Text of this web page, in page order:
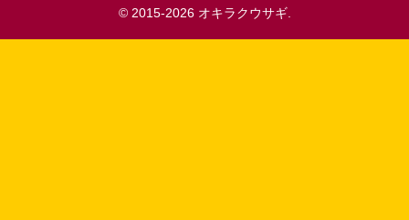
© 2015-2026 オキラクウサギ.